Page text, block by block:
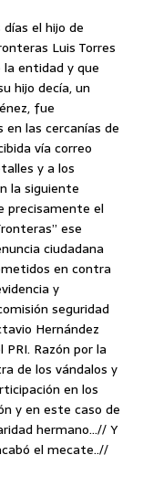
el hijo de
Luis Torres
entidad y que
hijo decía, un
fue
las cercanías de
vía correo
y a los
la siguiente
precisamente el
ese
ciudadana
en contra
y
seguridad
Hernández
PRI. Razón por la
de los vándalos y
en los
y en este caso de
hermano…// Y
el mecate..//